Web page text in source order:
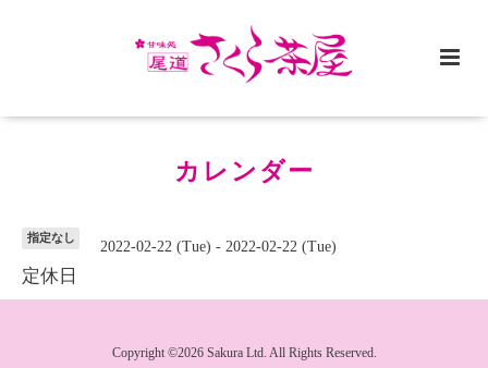
カレンダー
指定なし
2022-02-22 (Tue) - 2022-02-22 (Tue)
定休日
Copyright ©2026 Sakura Ltd. All Rights Reserved.